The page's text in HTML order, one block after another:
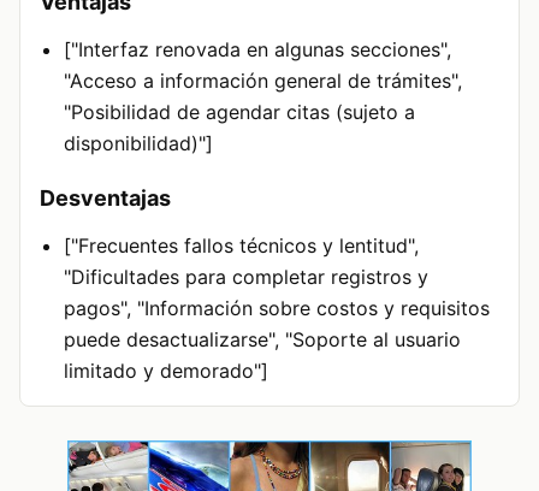
["Interfaz renovada en algunas secciones",
"Acceso a información general de trámites",
"Posibilidad de agendar citas (sujeto a
disponibilidad)"]
Desventajas
["Frecuentes fallos técnicos y lentitud",
"Dificultades para completar registros y
pagos", "Información sobre costos y requisitos
puede desactualizarse", "Soporte al usuario
limitado y demorado"]